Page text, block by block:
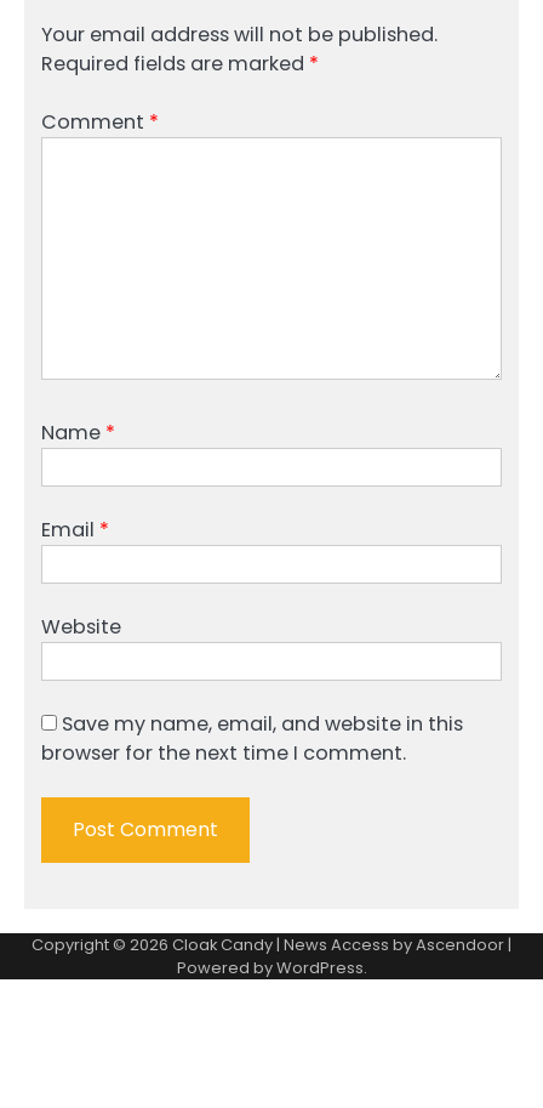
Your email address will not be published.
Required fields are marked *
Comment *
Name *
Email *
Website
Save my name, email, and website in this
browser for the next time I comment.
Copyright © 2026 Cloak Candy| News Access byAscendoor|
Powered byWordPress.